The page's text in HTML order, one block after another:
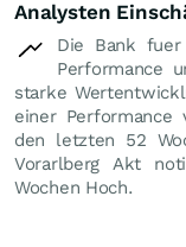
Analysten
Die Bank
Performance
starke
einer Performance
den letzten 52
Vorarlberg Akt
Wochen Hoch.